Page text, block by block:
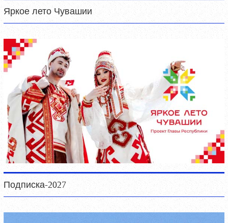
Яркое лето Чувашии
Подписка-2027